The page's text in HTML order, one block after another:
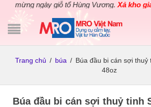
mừng ngày giỗ tổ Hùng Vương.Xả kho giá
Trang chủ / búa / Búa đầu bi cán sợi thuỷ
48oz
Búa đầu bi cán sợi thuỷ tinh